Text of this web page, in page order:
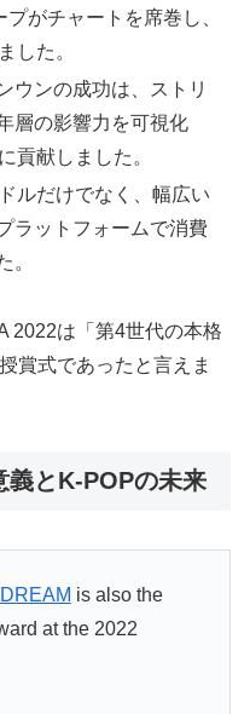
がチャートを席巻し、
した。
ウンの成功は、ストリ
層の影響力を可視化
貢献しました。
ルだけでなく、幅広い
ラットフォームで消費
。
2022は「第4世代の本格
賞式であったと言えま
義とK-POPの未来
is also the
at the 2022